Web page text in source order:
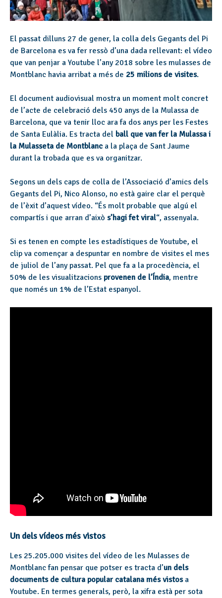
El passat dilluns 27 de gener, la colla dels Gegants del Pi
de Barcelona es va fer ressò d’una dada rellevant: el vídeo
que van penjar a Youtube l’any 2018 sobre les mulasses de
Montblanc havia arribat a més de 25 milions de visites.
El document audiovisual mostra un moment molt concret
de l’acte de celebració dels 450 anys de la Mulassa de
Barcelona, que va tenir lloc ara fa dos anys per les Festes
de Santa Eulàlia. Es tracta del ball que van fer la Mulassa i
la Mulasseta de Montblanc a la plaça de Sant Jaume
durant la trobada que es va organitzar.
Segons un dels caps de colla de l’Associació d’amics dels
Gegants del Pi, Nico Alonso, no està gaire clar el perquè
de l’èxit d’aquest vídeo. “És molt probable que algú el
compartís i que arran d’això s’hagi fet viral“, assenyala.
Si es tenen en compte les estadístiques de Youtube, el
clip va començar a despuntar en nombre de visites el mes
de juliol de l’any passat. Pel que fa a la procedència, el
50% de les visualitzacions provenen de l’Índia, mentre
que només un 1% de l’Estat espanyol.
Un dels vídeos més vistos
Les 25.205.000 visites del vídeo de les Mulasses de
Montblanc fan pensar que potser es tracta d’un dels
documents de cultura popular catalana més vistosa
Youtube. En termes generals, però, la xifra està per sota